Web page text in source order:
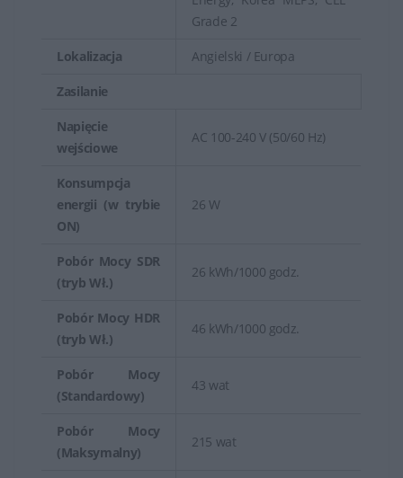
Grade 2
Lokalizacja Angielski / Europa
Zasilanie
Napięcie
wejściowe
AC 100-240 V (50/60 Hz)
Konsumpcja
energii (w trybie
ON)
26 W
Pobór Mocy SDR
(tryb Wł.)
26 kWh/1000 godz.
Pobór Mocy HDR
(tryb Wł.)
46 kWh/1000 godz.
Pobór Mocy
(Standardowy)
43 wat
Pobór Mocy
(Maksymalny)
215 wat